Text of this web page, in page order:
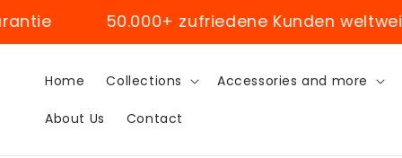
Skip to
content50.000+ zufriedene Kunden weltweit
Home Collections Accessories and more
About Us Contact